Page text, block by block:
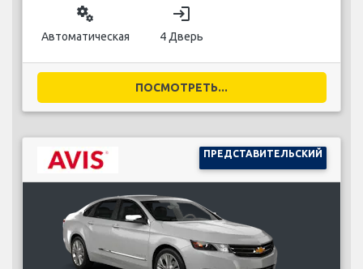
miscellaneous_services
Автоматическая
login
4 Дверь
ПОСМОТРЕТЬ...
ПРЕДСТАВИТЕЛЬСКИЙ